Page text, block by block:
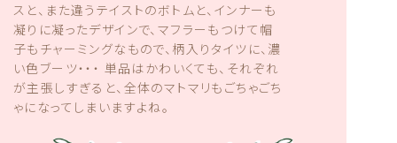
スと、また違うテイストのボトムと、インナーも
凝りに凝ったデザインで、マフラーもつけて帽
子もチャーミングなもので、柄入りタイツに、濃
い色ブーツ・・・ 単品はかわいくても、それぞれ
が主張しすぎると、全体のマトマリもごちゃごち
ゃになってしまいますよね。